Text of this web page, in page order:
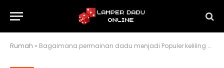
Rumah » Bagaimana permainan dadu menjadi Populer keliling dunia?